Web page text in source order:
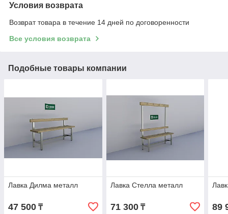
Условия возврата
Возврат товара в течение 14 дней по договоренности
Все условия возврата
Подобные товары компании
Лавка Дилма металл
47 500 ₸
Лавка Стелла металл
71 300₸ 89